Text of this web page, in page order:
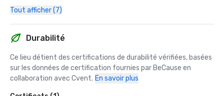
Tout afficher (7)
Durabilité
Ce lieu détient des certifications de durabilité vérifiées, basées
sur les données de certification fournies par BeCause en
collaboration avec Cvent. En savoir plus